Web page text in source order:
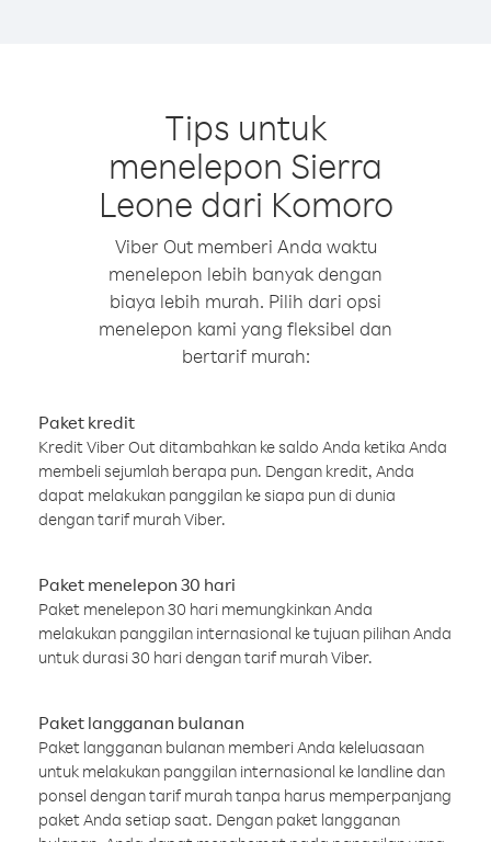
Tips untuk
menelepon Sierra
Leone dari Komoro
Viber Out memberi Anda waktu
menelepon lebih banyak dengan
biaya lebih murah. Pilih dari opsi
menelepon kami yang fleksibel dan
bertarif murah:
Paket kredit
Kredit Viber Out ditambahkan ke saldo Anda ketika Anda
membeli sejumlah berapa pun. Dengan kredit, Anda
dapat melakukan panggilan ke siapa pun di dunia
dengan tarif murah Viber.
Paket menelepon 30 hari
Paket menelepon 30 hari memungkinkan Anda
melakukan panggilan internasional ke tujuan pilihan Anda
untuk durasi 30 hari dengan tarif murah Viber.
Paket langganan bulanan
Paket langganan bulanan memberi Anda keleluasaan
untuk melakukan panggilan internasional ke landline dan
ponsel dengan tarif murah tanpa harus memperpanjang
paket Anda setiap saat. Dengan paket langganan